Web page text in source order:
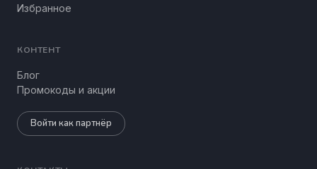
Избранное
КОНТЕНТ
Блог
Промокоды и акции
Войти как партнёр